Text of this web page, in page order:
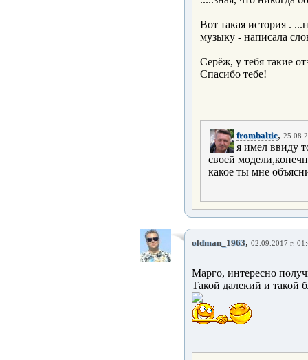
Вот такая история .
музыку - написала
Серёж, у тебя такие
Спасибо тебе!
frombaltic,
я имел ввиду
своей
какое ты мне
oldman_1963, 02.09.2017 г.
Марго, интересно
Такой далекий и такой